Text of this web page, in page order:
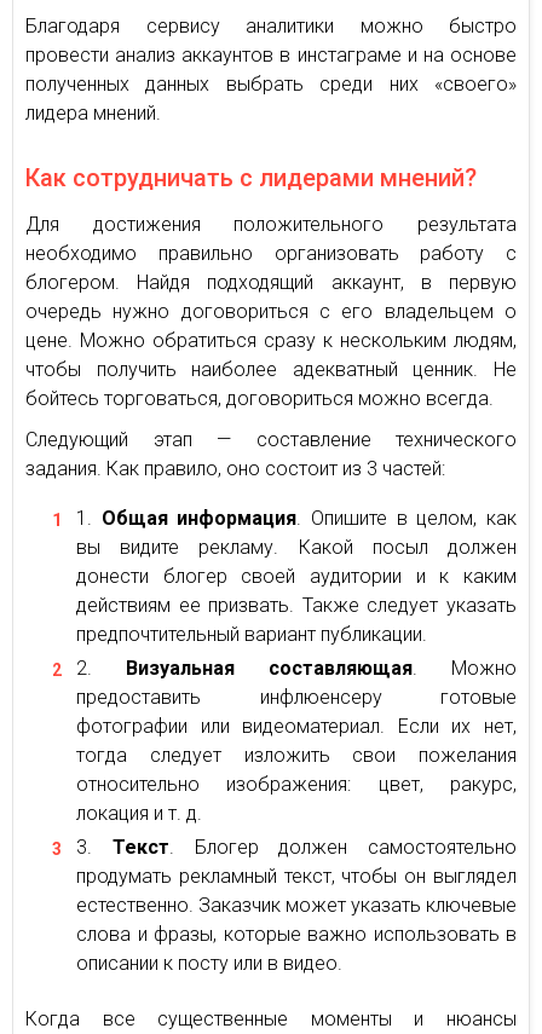
Благодаря сервису аналитики можно быстро
провести анализ аккаунтов в инстаграме и на основе
полученных данных выбрать среди них «своего»
лидера мнений.
Как сотрудничать с лидерами мнений?
Для достижения положительного результата
необходимо правильно организовать работу с
блогером. Найдя подходящий аккаунт, в первую
очередь нужно договориться с его владельцем о
цене. Можно обратиться сразу к нескольким людям,
чтобы получить наиболее адекватный ценник. Не
бойтесь торговаться, договориться можно всегда.
Следующий этап — составление технического
задания. Как правило, оно состоит из 3 частей:
Общая информация . Опишите в целом, как
вы видите рекламу. Какой посыл должен
донести блогер своей аудитории и к каким
действиям ее призвать. Также следует указать
предпочтительный вариант публикации.
Визуальная составляющая . Можно
предоставить инфлюенсеру готовые
фотографии или видеоматериал. Если их нет,
тогда следует изложить свои пожелания
относительно изображения: цвет, ракурс,
локация и т. д.
Текст . Блогер должен самостоятельно
продумать рекламный текст, чтобы он выглядел
естественно. Заказчик может указать ключевые
слова и фразы, которые важно использовать в
описании к посту или в видео.
Когда все существенные моменты и нюансы